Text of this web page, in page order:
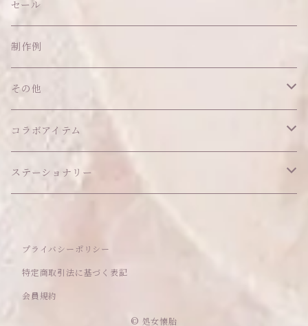
バッグ
ショルダーバッグ
お散歩バッグ
ポーチ
コインケース
カードケース
キーホルダー
その他
クッション・座布団
ハンガー
マット
アクセサリー
ヘッドドレス Sサイズ
ヘッドドレス Mサイズ
アウトフィット
その他
セール
制作例
その他
あこがれシリーズ
福音シリーズ
おもちゃ
セレクトアイテム
コラボアイテム
はるぽんの愛のつづき♡はるぽん生誕祭2026
ステーショナリー
プライバシーポリシー
特定商取引法に基づく表記
会員規約
© 処女懐胎